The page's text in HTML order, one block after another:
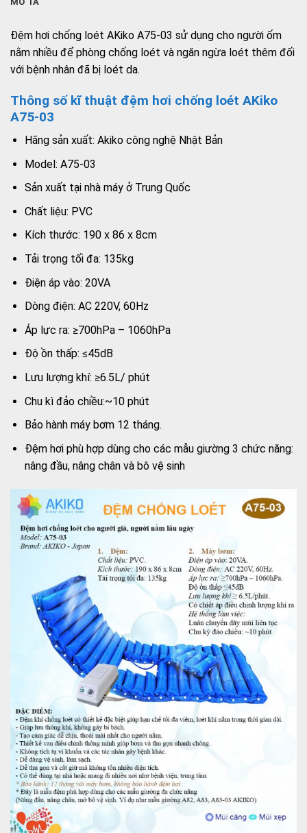
Đệm hơi chống loét AKiko A75-03 sử dụng cho người ốm
nằm nhiều để phòng chống loét và ngăn ngừa loét thêm đối
với bệnh nhân đã bị loét da.
Thông số kĩ thuật đệm hơi chống loét AKiko
A75-03
Hãng sản xuất: Akiko công nghệ Nhật Bản
Model: A75-03
Sản xuất tại nhà máy ở Trung Quốc
Chất liệu: PVC
Kích thước: 190 x 86 x 8cm
Tải trọng tối đa: 135kg
Điện áp vào: 20VA
Dòng điện: AC 220V, 60Hz
Áp lực ra: ≥700hPa – 1060hPa
Độ ồn thấp: ≤45dB
Lưu lượng khí: ≥6.5L/ phút
Chu kì đảo chiều:~10 phút
Bảo hành máy bơm 12 tháng.
Đệm hơi phù hợp dùng cho các mẫu giường 3 chức năng:
nâng đầu, nâng chân và bô vệ sinh